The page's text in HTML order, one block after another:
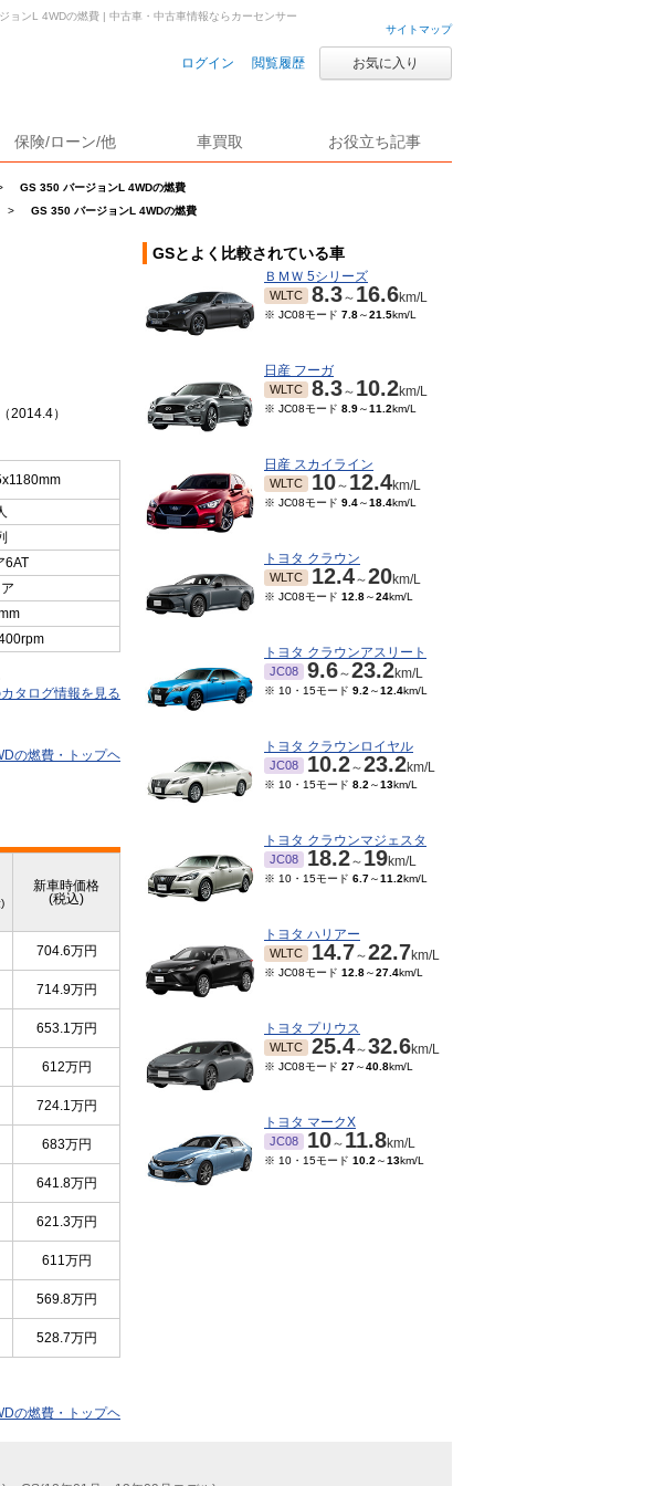
サイトマップ
ログイン 閲覧履歴 お気に入り
保険/ローン/他 車買取 お役立ち記事
GS 350 バージョンL 4WDの燃費
> GS 350 バージョンL 4WDの燃費
ョンL 4WDの燃費 | 中古車・中古車情報ならカーセンサー
2014.4）
6AT
タログ情報を見る
の燃費・トップヘ
新車時価格
(税込)
704.6万円
714.9万円
653.1万円
612万円
724.1万円
683万円
641.8万円
621.3万円
611万円
569.8万円
528.7万円
の燃費・トップヘ
GSとよく比較されている車
ＢＭＷ 5シリーズ
WLTC 8.3～ 16.6km/L
※ JC08モード 7.8～21.5km/L
日産 フーガ
WLTC 8.3～ 10.2km/L
※ JC08モード 8.9～11.2km/L
日産 スカイライン
WLTC 10～ 12.4km/L
※ JC08モード 9.4～18.4km/L
トヨタ クラウン
WLTC 12.4～20km/L
※ JC08モード 12.8～24km/L
トヨタ クラウンアスリート
JC08 9.6～23.2km/L
※ 10・15モード 9.2 ～12.4km/L
トヨタ クラウンロイヤル
JC08 10.2～23.2km/L
※ 10・15モード 8.2 ～13km/L
トヨタ クラウンマジェスタ
JC08 18.2～ 19km/L
※ 10・15モード 6.7～11.2km/L
トヨタ ハリアー
WLTC 14.7～22.7km/L
※ JC08モード 12.8～27.4km/L
トヨタ プリウス
WLTC 25.4～32.6km/L
※ JC08モード 27～40.8km/L
トヨタ マークX
JC08 10～ 11.8km/L
※ 10・15モード 10.2 ～13km/L